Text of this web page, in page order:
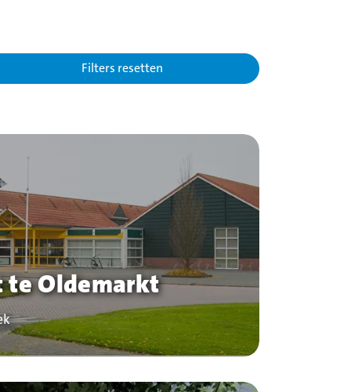
Filters resetten
te Oldemarkt